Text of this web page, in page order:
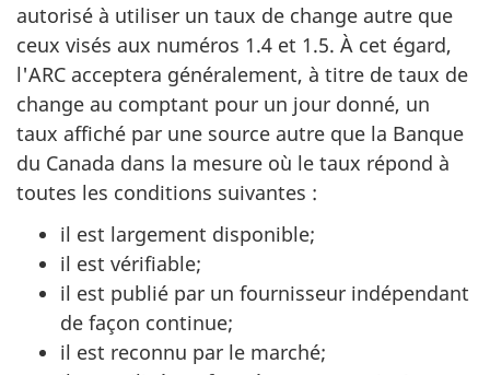
autorisé à utiliser un taux de change autre que
ceux visés aux numéros 1.4 et 1.5. À cet égard,
l'ARC acceptera généralement, à titre de taux de
change au comptant pour un jour donné, un
taux affiché par une source autre que la Banque
du Canada dans la mesure où le taux répond à
toutes les conditions suivantes :
il est largement disponible;
il est vérifiable;
il est publié par un fournisseur indépendant
de façon continue;
il est reconnu par le marché;